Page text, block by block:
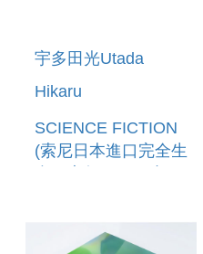
宇多田光Utada
Hikaru
SCIENCE FICTION
(索尼日本進口完全生